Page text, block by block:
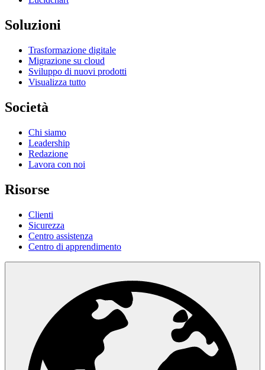
Soluzioni
Trasformazione digitale
Migrazione su cloud
Sviluppo di nuovi prodotti
Visualizza tutto
Società
Chi siamo
Leadership
Redazione
Lavora con noi
Risorse
Clienti
Sicurezza
Centro assistenza
Centro di apprendimento